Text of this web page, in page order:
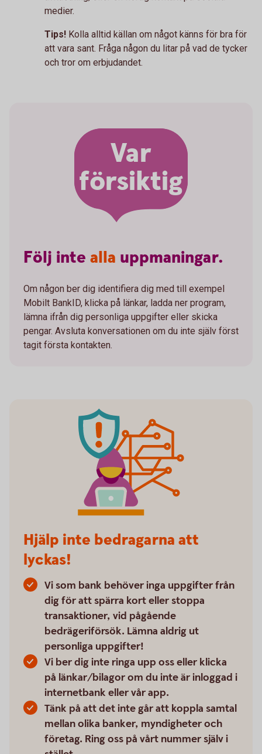
medier.
Tips! Kolla alltid källan om något känns för bra för
att vara sant. Fråga någon du litar på vad de tycker
och tror om erbjudandet.
Var
försiktig
Följ inte alla uppmaningar.
Om någon ber dig identifiera dig med till exempel
Mobilt BankID, klicka på länkar, ladda ner program,
lämna ifrån dig personliga uppgifter eller skicka
pengar. Avsluta konversationen om du inte själv först
tagit första kontakten.
Hjälp inte bedragarna att
lyckas!
Vi som bank behöver inga uppgifter från
dig för att spärra kort eller stoppa
transaktioner, vid pågående
bedrägeriförsök. Lämna aldrig ut
personliga uppgifter!
Vi ber dig inte ringa upp oss eller klicka
på länkar/bilagor om du inte är inloggad i
internetbank eller vår app.
Tänk på att det inte går att koppla samtal
mellan olika banker, myndigheter och
företag. Ring oss på vårt nummer själv i